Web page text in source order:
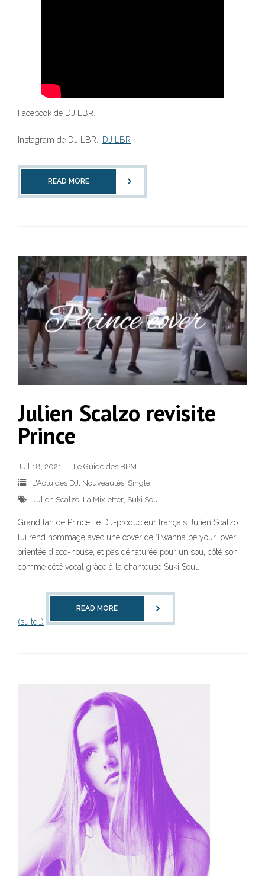
Facebook de DJ LBR.:
Instagram de DJ LBR.: DJ LBR
READ MORE
Julien Scalzo revisite
Prince
Juil 18, 2021
Le Guide des BPM
L'Actu des DJ Nouveautés Single
Julien Scalzo La Mixletter Suki Soul
Grand fan de Prince, le DJ-producteur français Julien Scalzo
lui rend hommage avec une cover de ‘I wanna be your lover’,
orientée disco-house, et pas dénaturée pour un sou, côté son
comme côté vocal grâce à la chanteuse Suki Soul.
(suite…)
READ MORE